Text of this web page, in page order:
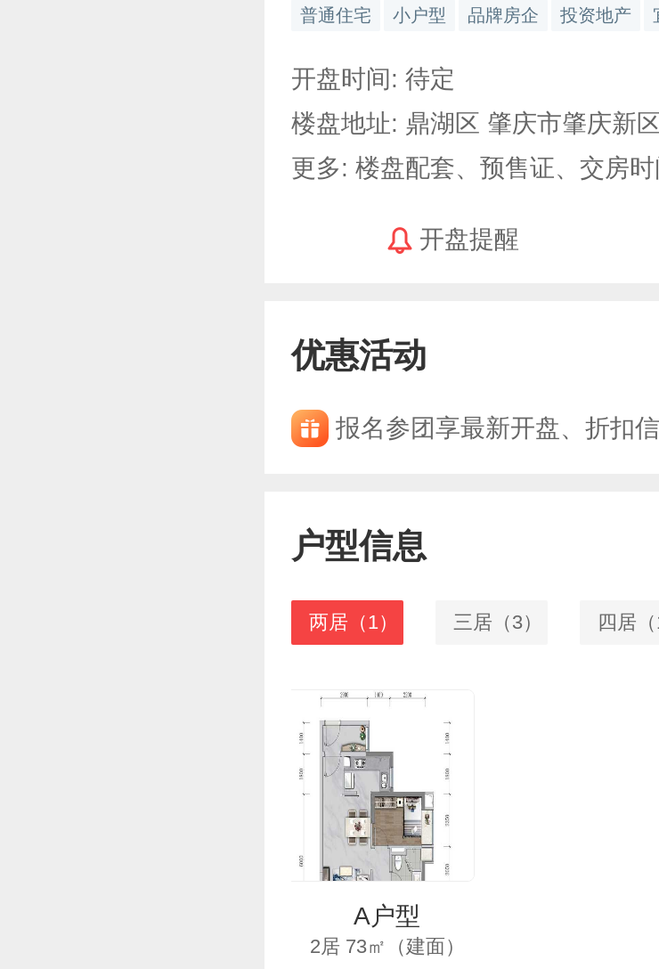
普通住宅 小户型 品牌房企 投资地产
开盘时间: 待定
楼盘地址: 鼎湖区 肇庆市肇庆新
更多: 楼盘配套、预售证、交房
开盘提醒
优惠活动
报名参团享最新开盘、折扣
户型信息
两居（1） 三居（3） 四居（
A户型
2居 73㎡（建面）